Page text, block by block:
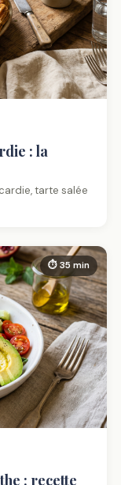
: la
tarte salée
⏱ 35 min
: recette